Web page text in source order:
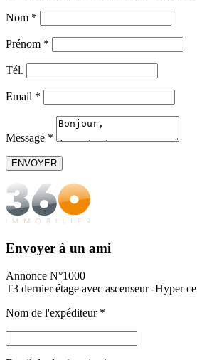
Nom *
Prénom *
Tél.
Email *
Message *
Envoyer à un ami
Annonce N°1000
T3 dernier étage avec ascenseur -Hyper
Nom de l'expéditeur *